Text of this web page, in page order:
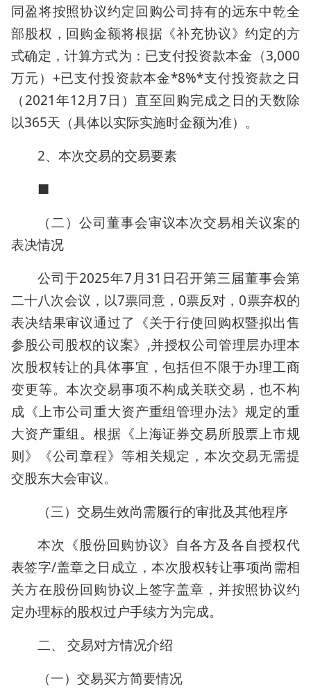
同盈将按照协议约定回购公司持有的远东中乾全
部股权，回购金额将根据《补充协议》约定的方
式确定，计算方式为：已支付投资款本金（3,000
万元）+已支付投资款本金*8%*支付投资款之日
（2021年12月7日）直至回购完成之日的天数除
以365天（具体以实际实施时金额为准）。
2、本次交易的交易要素
■
（二）公司董事会审议本次交易相关议案的
表决情况
公司于2025年7月31日召开第三届董事会第
二十八次会议，以7票同意，0票反对，0票弃权的
表决结果审议通过了《关于行使回购权暨拟出售
参股公司股权的议案》,并授权公司管理层办理本
次股权转让的具体事宜，包括但不限于办理工商
变更等。本次交易事项不构成关联交易，也不构
成《上市公司重大资产重组管理办法》规定的重
大资产重组。根据《上海证券交易所股票上市规
则》《公司章程》等相关规定，本次交易无需提
交股东大会审议。
（三）交易生效尚需履行的审批及其他程序
本次《股份回购协议》自各方及各自授权代
表签字/盖章之日成立，本次股权转让事项尚需相
关方在股份回购协议上签字盖章，并按照协议约
定办理标的股权过户手续方为完成。
二、 交易对方情况介绍
（一）交易买方简要情况